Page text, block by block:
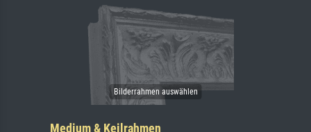
Medium & Keilrahmen